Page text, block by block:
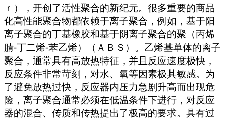
ｒ），开创了活性聚合的新纪元。很多重要的商品
化高性能聚合物都依赖于离子聚合，例如，基于阳
离子聚合的丁基橡胶和基于阴离子聚合的聚（丙烯
腈⁃丁二烯⁃苯乙烯）（ＡＢＳ）。乙烯基单体的离子
聚合，通常具有高放热特征，并且反应速度极快，
反应条件非常苛刻，对水、氧等因素极其敏感。为
了避免放热过快，反应器内压力急剧升高而出现危
险，离子聚合通常必须在低温条件下进行，对反应
器的混合、传质和传热提出了极高的要求。具有过